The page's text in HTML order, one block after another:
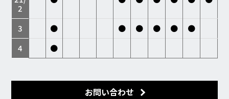
2
3 ● ● ● ● ●
●
4
●
お問い合わせ